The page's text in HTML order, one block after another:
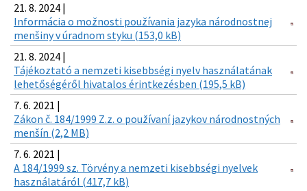
21. 8. 2024 |
Informácia o možnosti používania jazyka národnostnej
menšiny v úradnom styku (153,0 kB)
21. 8. 2024 |
Tájékoztató a nemzeti kisebbségi nyelv használatának
lehetőségéről hivatalos érintkezésben (195,5 kB)
7. 6. 2021 |
Zákon č. 184/1999 Z.z. o používaní jazykov národnostných
menšín (2,2 MB)
7. 6. 2021 |
A 184/1999 sz. Törvény a nemzeti kisebbségi nyelvek
használatáról (417,7 kB)